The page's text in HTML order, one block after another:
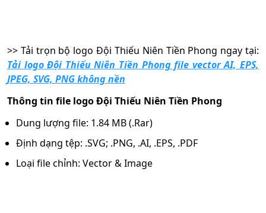
>> Tải trọn bộ logo Đội Thiếu Niên Tiền Phong ngay tại:
Tải logo Đội Thiếu Niên Tiền Phong file vector AI, EPS,
JPEG, SVG, PNG không nền
Thông tin file logo Đội Thiếu Niên Tiền Phong
Dung lượng file: 1.84 MB (.Rar)
Định dạng tệp: .SVG; .PNG, .AI, .EPS, .PDF
Loại file chỉnh: Vector & Image